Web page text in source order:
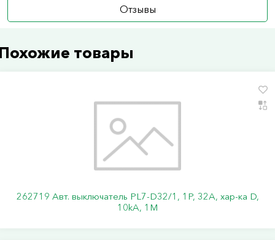
Отзывы
товары
262719 Авт. выключатель PL7-D32/1, 1P, 32A, хар-ка D,
10kA, 1M